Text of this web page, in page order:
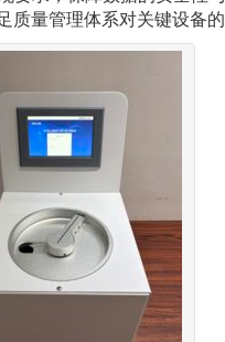
质量管理体系对关键设备